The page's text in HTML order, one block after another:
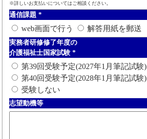
※詳しいお支払いについてはご相談ください。
通信課題 *
web画面で行う 解答用紙を郵送
実務者研修修了年度の
介護福祉士国家試験 *
第39回受験予定(2027年1月筆記試験)
第40回受験予定(2028年1月筆記試験)
受験しない
志望動機等